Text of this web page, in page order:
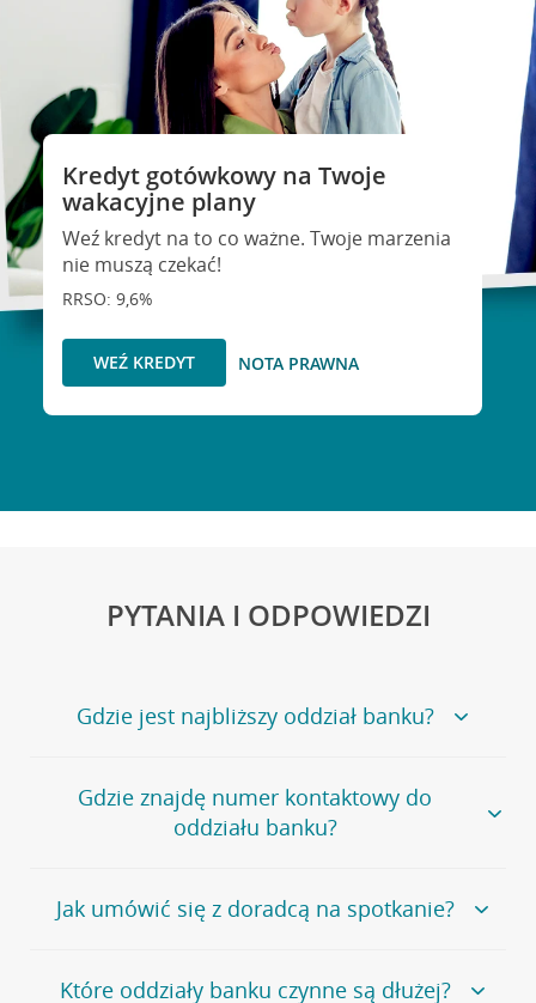
Kredyt gotówkowy na Twoje
wakacyjne plany
Weź kredyt na to co ważne. Twoje marzenia
nie muszą czekać!
RRSO: 9,6%
WEŹ KREDYT NOTA PRAWNA
PYTANIA I ODPOWIEDZI
Gdzie jest najbliższy oddział banku?
Jeśli szukasz oddziału naszego banku, zapraszamy na
stronęPlacówki i bankomaty, na której znajduje się
wygodna wyszukiwarka.
oddziałów
Gdzie znajdę numer kontaktowy do
oddziału banku?
Bank Credit Agricole nie udostępnia ogólnego numeru
telefonu do placówki bankowej.
umówienia się z doradcą w placówce bankowej .
Jak umówić się z doradcą na spotkanie?
Jeśli jesteś już naszym
Które oddziały banku czynne są dłużej?